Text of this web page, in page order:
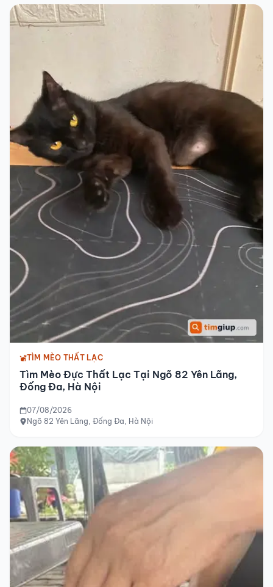
TÌM MÈO THẤT LẠC
Tìm Mèo Đực Thất Lạc Tại Ngõ 82 Yên Lãng,
Đống Đa, Hà Nội
07/08/2026
Ngõ 82 Yên Lãng, Đống Đa, Hà Nội